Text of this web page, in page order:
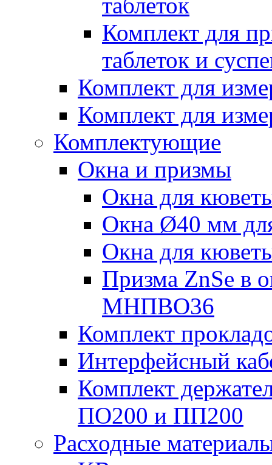
Комплект для
таблеток и
Комплект для
Комплект для
Комплектующие
Окна и призмы
Окна для
Окна Ø40 мм
Окна для
Призма ZnSe в
МНПВО36
Комплект
Интерфейсный
Комплект
ПО200 и ПП200
Расходные